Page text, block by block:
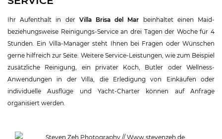
Ihr Aufenthalt in der Villa Brisa del Mar beinhaltet einen Maid-
beziehungsweise Reinigungs-Service an drei Tagen der Woche für 4
Stunden. Ein Villa-Manager steht Ihnen bei Fragen oder Wünschen
gerne hilfreich zur Seite. Weitere Service-Leistungen, wie zum Beispiel
zusätzliche Reinigung, ein privater Koch, Butler oder Wellness-
Anwendungen in der Villa, die Erledigung von Einkäufen oder
individuelle Ausflüge und Yacht-Charter können auf Anfrage
organisiert werden.